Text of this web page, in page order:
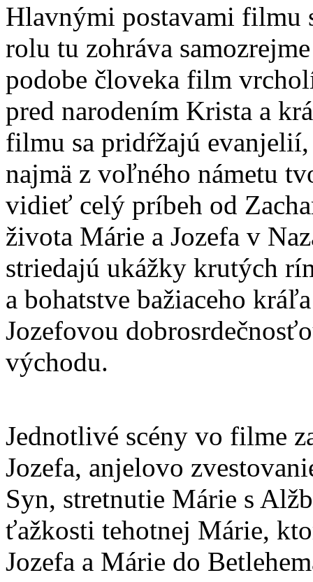
Hlavnými postavami filmu
rolu tu zohráva
podobe človeka film
pred narodením Krista a
filmu sa pridŕžajú
najmä z voľného námetu
vidieť celý príbeh od
života Márie a Jozefa v
striedajú ukážky krutých
a bohatstve bažiaceho
Jozefovou
východu.
Jednotlivé scény vo filme
Jozefa, anjelovo
Syn, stretnutie Márie s
ťažkosti tehotnej Márie,
Jozefa a Márie do